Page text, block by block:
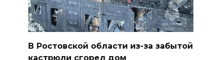
В Ростовской области из-за забытой
кастрюли сгорел дом